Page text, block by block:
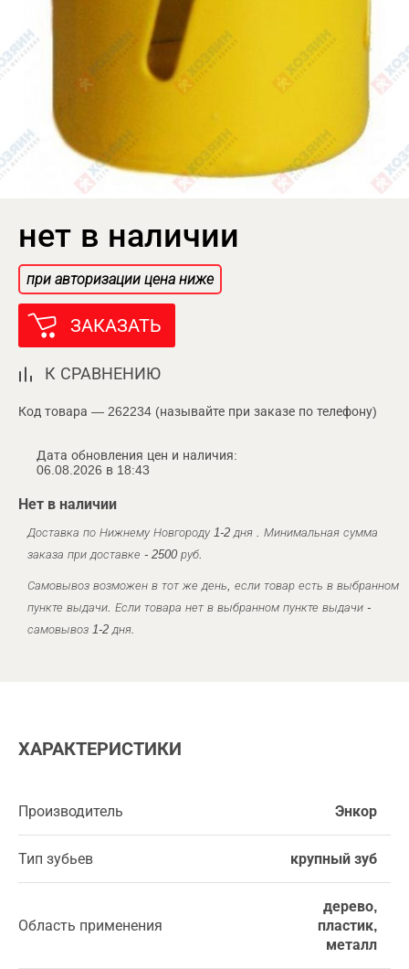
нет в наличии
при авторизации цена ниже
ЗАКАЗАТЬ
К СРАВНЕНИЮ
Код товара — 262234 (называйте при заказе по телефону)
Дата обновления цен и наличия:
06.08.2026 в 18:43
Нет в наличии
Доставка по Нижнему Новгороду 1-2 дня . Минимальная сумма
заказа при доставке - 2500 руб.
Самовывоз возможен в тот же день, если товар есть в выбранном
пункте выдачи. Если товара нет в выбранном пункте выдачи -
самовывоз 1-2 дня.
ХАРАКТЕРИСТИКИ
Производитель Энкор
Тип зубьев крупный зуб
Область применения
дерево,
пластик,
металл